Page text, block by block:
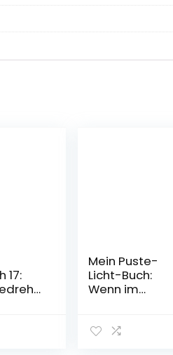
17:
2022
Mein Puste-
Licht-Buch:
Wenn im
Nacht-Buch mit